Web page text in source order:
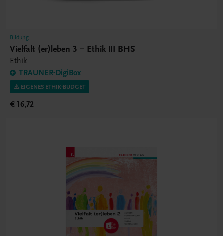
Bildung
Vielfalt (er)leben 3 – Ethik III BHS
Ethik
TRAUNER-DigiBox
⚠️ EIGENES ETHIK-BUDGET
€ 16,72